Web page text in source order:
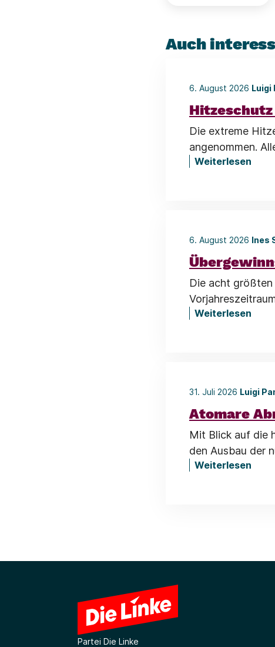
Auch
6. August 2026 Luigi
Die extreme
angenommen.
Weiterlesen
6. August 2026 Ines
Die acht größten
Weiterlesen
31. Juli 2026 Luigi
Atomare
Mit Blick auf die
den Ausbau der
Weiterlesen
Partei Die Linke